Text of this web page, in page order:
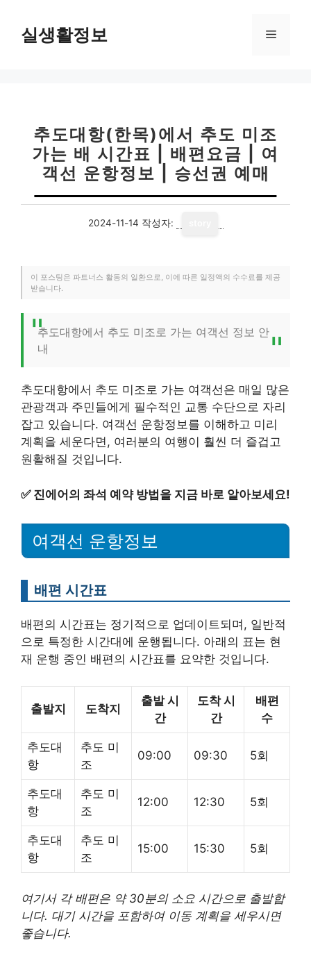
실생활정보 메
추도대항(한목)에서 추도 미조
가는 배 시간표 | 배편요금 | 여
객선 운항정보 | 승선권 예매
2024-11-14 작성자:
이 포스팅은 파트너스 활동의 일환으로, 이에 따른 일정액의 수수료를 제공
받습니다.
추도대항에서 추도 미조로 가는 여객선 정보 안
내
추도대항에서 추도 미조로 가는 여객선은 매일 많은
관광객과 주민들에게 필수적인 교통 수단으로 자리
잡고 있습니다. 여객선 운항정보를 이해하고 미리
계획을 세운다면, 여러분의 여행이 훨씬 더 즐겁고
원활해질 것입니다.
✅ 진에어의 좌석 예약 방법을 지금 바로 알아보세요!
여객선 운항정보
배편 시간표
배편의 시간표는 정기적으로 업데이트되며, 일반적
으로 특정한 시간대에 운행됩니다. 아래의 표는 현
재 운행 중인 배편의 시간표를 요약한 것입니다.
출발지 도착지
출발 시
간
도착 시
간
배편
수
추도대
항
추도 미
조
09:00 09:30 5회
추도대
항
추도 미
조
12:00 12:30 5회
추도대
항
추도 미
조
15:00 15:30 5회
여기서 각 배편은 약 30분의 소요 시간으로 출발합
니다. 대기 시간을 포함하여 이동 계획을 세우시면
좋습니다.